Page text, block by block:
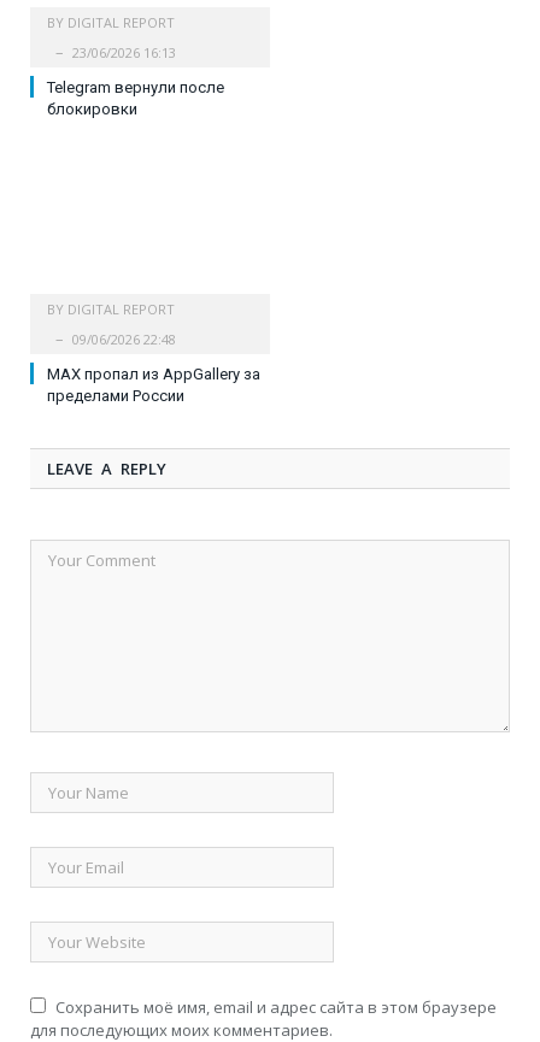
BY DIGITAL REPORT
23/06/2026 16:13
Telegram вернули после
блокировки
BY DIGITAL REPORT
09/06/2026 22:48
MAX пропал из AppGallery за
пределами России
LEAVE A REPLY
Сохранить моё имя, email и адрес сайта в этом браузере
для последующих моих комментариев.